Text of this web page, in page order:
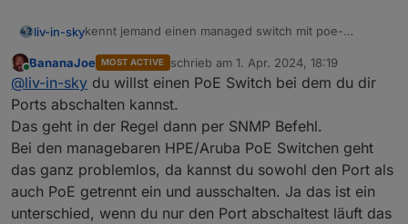
liv-in-skykennt jemand einen managed switch mit poe-
werden kann - evtl über ssh. die günstigen haben
alle eine web gui - aber ich sehe bei den
beschreibungen keine ssh einträge
möchte damit kameras und einen unifi mesh ap
aus-/einschalten können
in richtung sowas
TL-SG105PE-5-Port-Gigabit-Easy-Smart-Switch-
Ports-Metallgehäuse/dp/B08GDC61NS?source=ps-
sl-shoppingads-
lpcontext&ref_=fplfs&smid=A3JWKAKR8XB7XF&lang
uage=de_DE&th=1
weiß nicht, ob ich den fernsteuern kann
Online
BananaJoe MOST ACTIVE schrieb am 1. Apr. 2024, 18:19
zuletzt editiert von
@liv-in-sky du willst einen PoE Switch bei dem du dir
Ports abschalten kannst.
Das geht in der Regel dann per SNMP Befehl.
Bei den managebaren HPE/Aruba PoE Switchen geht
das ganz problemlos, da kannst du sowohl den Port als
auch PoE getrennt ein und ausschalten. Ja das ist ein
unterschied, wenn du nur den Port abschaltest läuft das